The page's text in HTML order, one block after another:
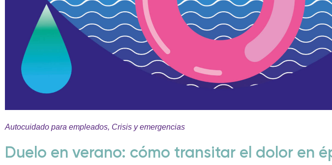
Autocuidado para empleados, Crisis y emergencias
Duelo en verano: cómo transitar el dolor en